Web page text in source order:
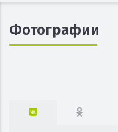
Фотографии